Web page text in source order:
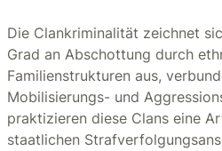
Die Clankriminalität zeichnet
Grad an Abschottung durch
Familienstrukturen aus,
Mobilisierungs- und
praktizieren diese Clans eine
staatlichen